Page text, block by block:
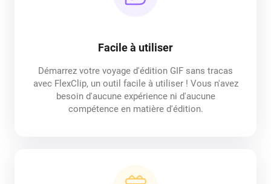
Facile à utiliser
Démarrez votre voyage d'édition GIF sans tracas
avec FlexClip, un outil facile à utiliser ! Vous n'avez
besoin d'aucune expérience ni d'aucune
compétence en matière d'édition.